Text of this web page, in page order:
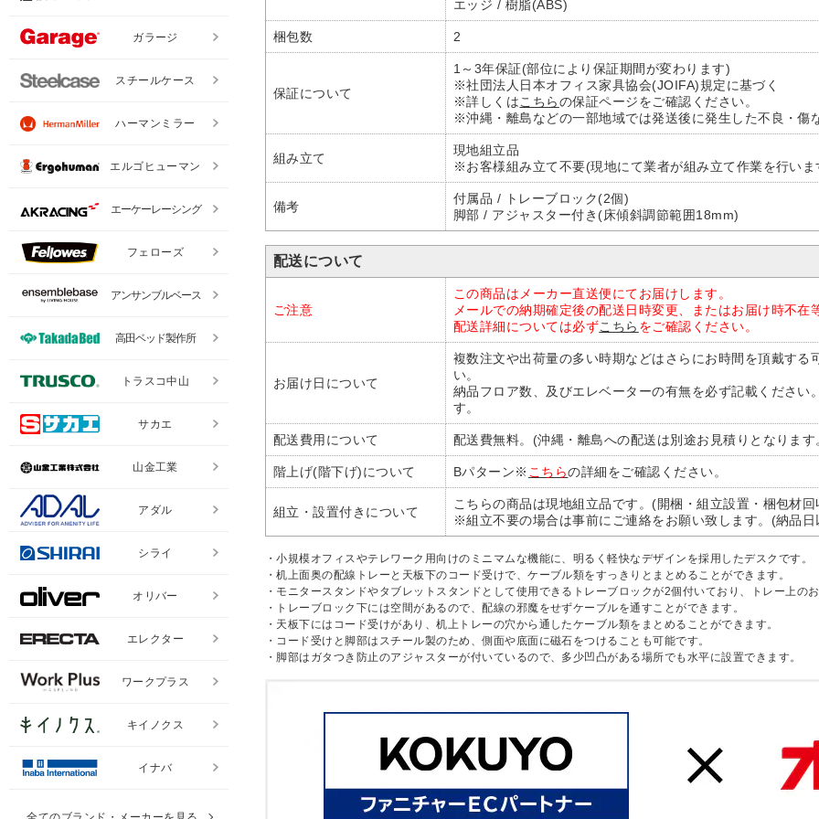
エッジ / 樹脂(ABS)
梱包数 2
保証について
1～3年保証(部位により保証期間が変わります)
※社団法人日本オフィス家具協会(JOIFA)規定に基づく
※詳しくはこちらの保証ページをご確認ください。
※沖縄・離島などの一部地域では発送後に発生した不良・傷
組み立て
現地組立品
※お客様組み立て不要(現地にて業者が組み立て作業を行いま
備考
付属品 / トレーブロック(2個)
脚部 / アジャスター付き(床傾斜調節範囲18mm)
配送について
ご注意
この商品はメーカー直送便にてお届けします。
メールでの納期確定後の配送日時変更、またはお届け時不
配送詳細については必ずこちら をご確認ください。
お届け日について
複数注文や出荷量の多い時期などはさらにお時間を頂戴す
い。
納品フロア数、及びエレベーターの有無を必ず記載くださ
す。
配送費用について 配送費無料。(沖縄・離島への配送は別途お見積りとなります
階上げ(階下げ)について Bパターン※ こちらの詳細をご確認ください。
組立・設置付きについて
こちらの商品は現地組立品です。(開梱・組立設置・梱包材
※組立不要の場合は事前にご連絡をお願い致します。(納品
・小規模オフィスやテレワーク用向けのミニマムな機能に、明るく軽快なデザインを採用したデスクです。
・机上面奥の配線トレーと天板下のコード受けで、ケーブル類をすっきりとまとめることができます。
・モニタースタンドやタブレットスタンドとして使用できるトレーブロックが2個付いており、トレー上
・トレーブロック下には空間があるので、配線の邪魔をせずケーブルを通すことができます。
・天板下にはコード受けがあり、机上トレーの穴から通したケーブル類をまとめることができます。
・コード受けと脚部はスチール製のため、側面や底面に磁石をつけることも可能です。
・脚部はガタつき防止のアジャスターが付いているので、多少凹凸がある場所でも水平に設置できます。
ガラージ
スチールケース
ハーマンミラー
エルゴヒューマン
エーケーレーシング
フェローズ
アンサンブルベース
高田ベッド製作所
トラスコ中山
サカエ
山金工業
アダル
シライ
オリバー
エレクター
ワークプラス
キイノクス
イナバ